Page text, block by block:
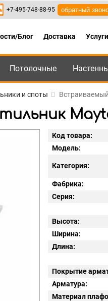
+7-495-748-88-95 ,8-800-
+7-495-748-88-95 обратный
Блог Доставка Услуги
Потолочные
и споты
Код товара:
Модель:
Категория:
Фабрика:
Серия:
Высота:
Ширина:
Длина:
Покрытие
Арматура:
Материал